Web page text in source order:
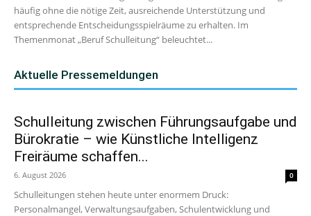
häufig ohne die nötige Zeit, ausreichende Unterstützung und
entsprechende Entscheidungsspielräume zu erhalten. Im
Themenmonat „Beruf Schulleitung“ beleuchtet...
Aktuelle Pressemeldungen
Schulleitung zwischen Führungsaufgabe und
Bürokratie – wie Künstliche Intelligenz
Freiräume schaffen...
6. August 2026 0
Schulleitungen stehen heute unter enormem Druck:
Personalmangel, Verwaltungsaufgaben, Schulentwicklung und